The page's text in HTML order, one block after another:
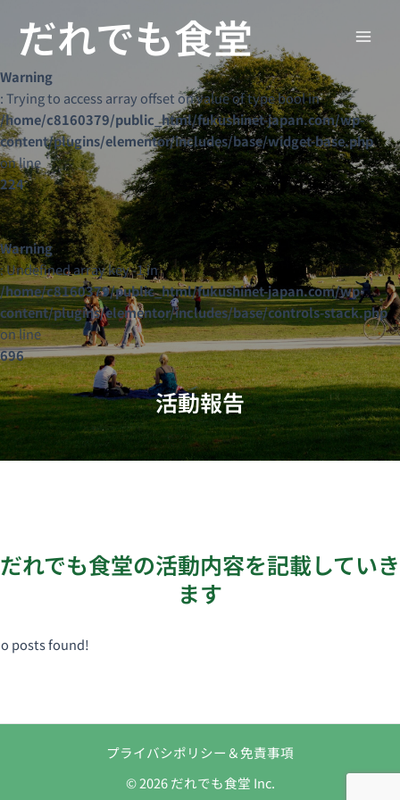
ス
キ
ッ
プ
だれでも食堂
Warning
: Trying to access array offset on value of type bool in
/home/c8160379/public_html/fukushinet-japan.com/wp-
content/plugins/elementor/includes/base/widget-base.php
on line
224
Warning
: Undefined array key -1 in
/home/c8160379/public_html/fukushinet-japan.com/wp-
content/plugins/elementor/includes/base/controls-stack.php
on line
696
活動報告
だれでも食堂の活動内容を記載していき
ます
posts found!
プライバシポリシー＆免責事項
© 2026 だれでも食堂 Inc.